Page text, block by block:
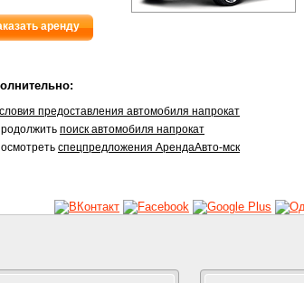
аренду
предоставления автомобиля напрокат
поиск автомобиля напрокат
спецпредложения АрендаАвто-мск